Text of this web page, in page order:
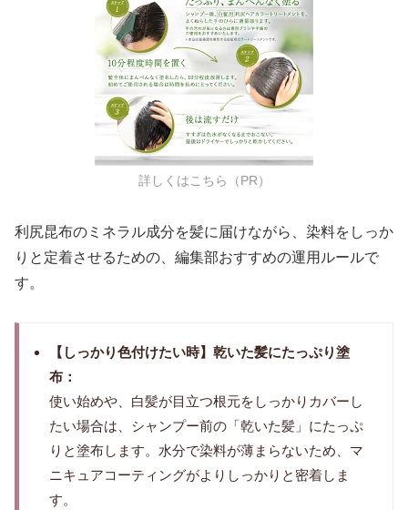
詳しくはこちら（PR）
利尻昆布のミネラル成分を髪に届けながら、染料をしっか
りと定着させるための、編集部おすすめの運用ルールで
す。
【しっかり色付けたい時】乾いた髪にたっぷり塗
布：
使い始めや、白髪が目立つ根元をしっかりカバーし
たい場合は、シャンプー前の「乾いた髪」にたっぷ
りと塗布します。水分で染料が薄まらないため、マ
ニキュアコーティングがよりしっかりと密着しま
す。